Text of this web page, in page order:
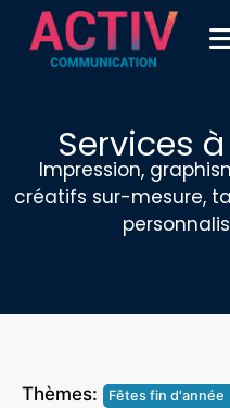
Services
Impression,
créatifs sur-mesure,
Thèmes: Fêtes fin d'année